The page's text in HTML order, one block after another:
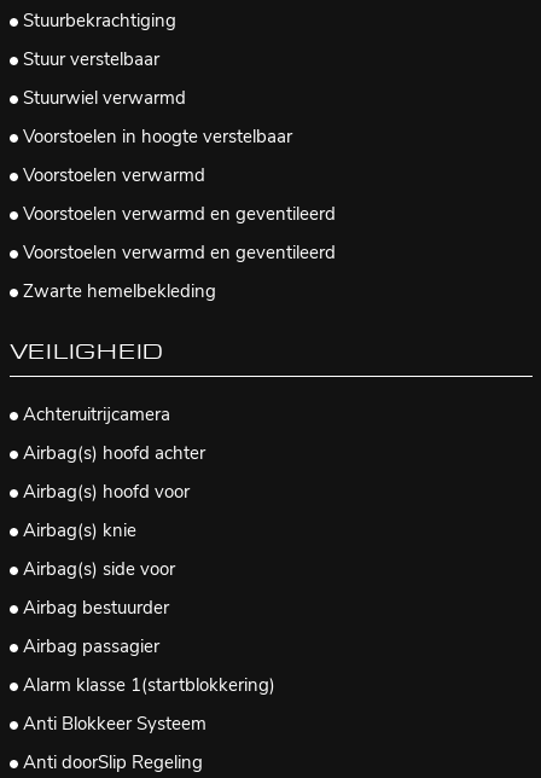
Stuurbekrachtiging
Stuur verstelbaar
Stuurwiel verwarmd
Voorstoelen in hoogte verstelbaar
Voorstoelen verwarmd
Voorstoelen verwarmd en geventileerd
Voorstoelen verwarmd en geventileerd
Zwarte hemelbekleding
VEILIGHEID
Achteruitrijcamera
Airbag(s) hoofd achter
Airbag(s) hoofd voor
Airbag(s) knie
Airbag(s) side voor
Airbag bestuurder
Airbag passagier
Alarm klasse 1(startblokkering)
Anti Blokkeer Systeem
Anti doorSlip Regeling